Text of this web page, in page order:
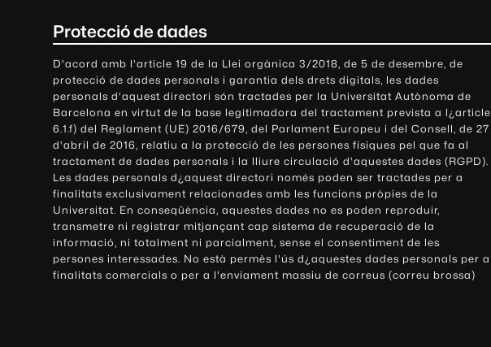
Protecció de dades
D'acord amb l'article 19 de la Llei orgànica 3/2018, de 5 de desembre, de
protecció de dades personals i garantia dels drets digitals, les dades
personals d'aquest directori són tractades per la Universitat Autònoma de
Barcelona en virtut de la base legitimadora del tractament prevista a l¿article
6.1.f) del Reglament (UE) 2016/679, del Parlament Europeu i del Consell, de 27
d'abril de 2016, relatiu a la protecció de les persones físiques pel que fa al
tractament de dades personals i la lliure circulació d'aquestes dades (RGPD).
Les dades personals d¿aquest directori només poden ser tractades per a
finalitats exclusivament relacionades amb les funcions pròpies de la
Universitat. En conseqüència, aquestes dades no es poden reproduir,
transmetre ni registrar mitjançant cap sistema de recuperació de la
informació, ni totalment ni parcialment, sense el consentiment de les
persones interessades. No està permès l'ús d¿aquestes dades personals per a
finalitats comercials o per a l'enviament massiu de correus (correu brossa)